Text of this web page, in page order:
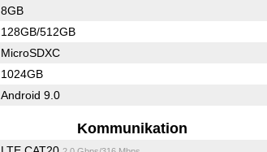
8GB
128GB/512GB
MicroSDXC
1024GB
Android 9.0
Kommunikation